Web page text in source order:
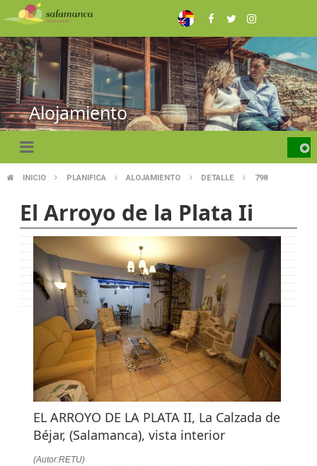
Skip
to
main
content
Alojamiento
INICIO PLANIFICA ALOJAMIENTO DETALLE 798
El Arroyo de la Plata Ii
EL ARROYO DE LA PLATA II, La Calzada de
Béjar, (Salamanca), vista interior
(Autor:RETU)